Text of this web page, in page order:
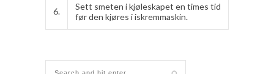
6.
Sett smeten i kjøleskapet en times tid
før den kjøres i iskremmaskin.